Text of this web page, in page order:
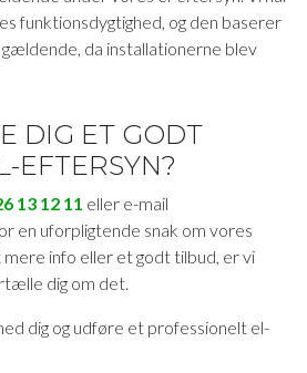
funktionsdygtighed, og den baserer
gældende, da installationerne blev
DIG ET GODT
EFTERSYN?
13 12 11 eller e-mail
en uforpligtende snak om vores
info eller et godt tilbud, er vi
dig om det.
dig og udføre et professionelt el-